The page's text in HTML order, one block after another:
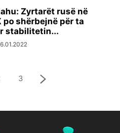
Zyrtarët rusë në
po shërbejnë për ta
stabilitetin...
3